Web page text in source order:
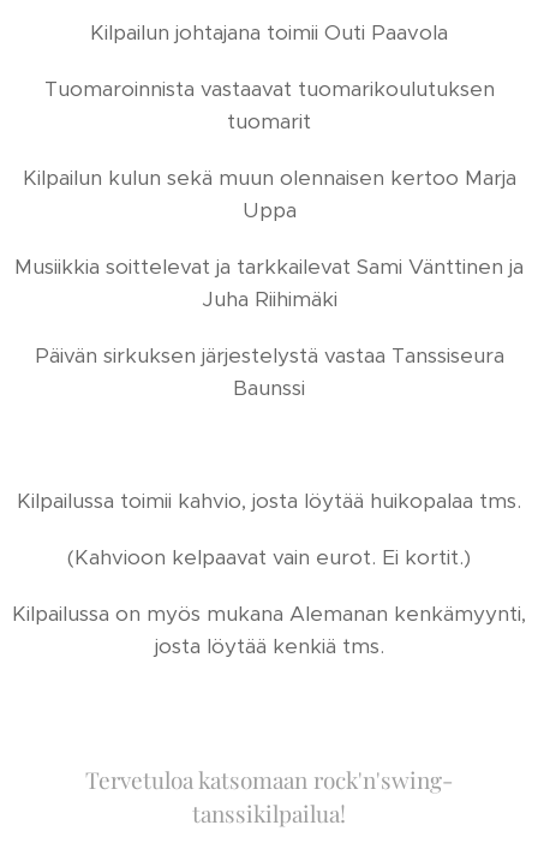
Kilpailun johtajana toimii Outi Paavola
Tuomaroinnista vastaavat tuomarikoulutuksen
tuomarit
Kilpailun kulun sekä muun olennaisen kertoo Marja
Uppa
Musiikkia soittelevat ja tarkkailevat Sami Vänttinen ja
Juha Riihimäki
Päivän sirkuksen järjestelystä vastaa Tanssiseura
Baunssi
Kilpailussa toimii kahvio, josta löytää huikopalaa tms.
(Kahvioon kelpaavat vain eurot. Ei kortit.)
Kilpailussa on myös mukana Alemanan kenkämyynti,
josta löytää kenkiä tms.
Tervetuloa katsomaan rock'n'swing-
tanssikilpailua!